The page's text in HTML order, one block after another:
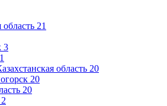
21
3
1
область 20
20
20
2